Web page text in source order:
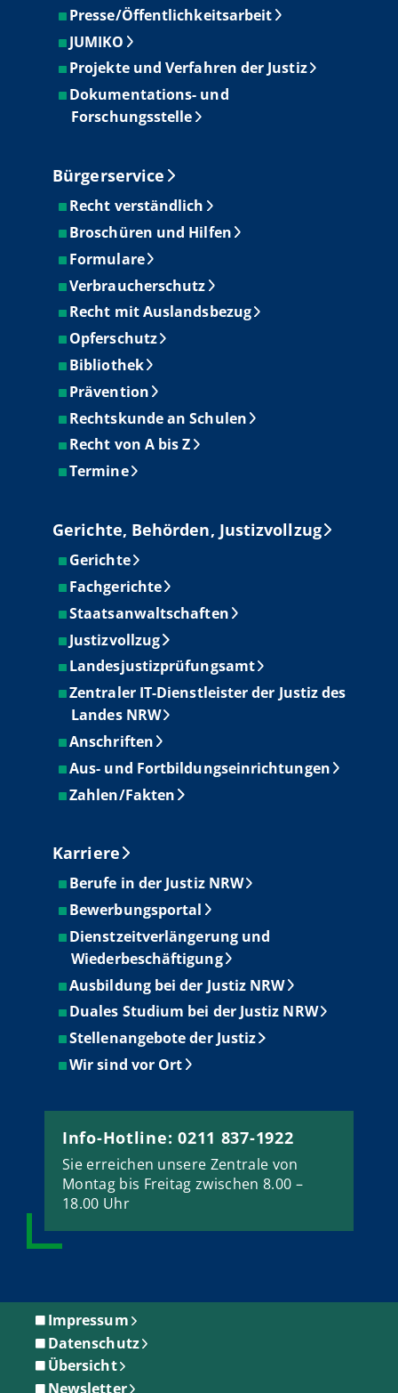
Presse/Öffentlichkeitsarbeit
JUMIKO
Projekte und Verfahren der Justiz
Dokumentations- und
Forschungsstelle
Bürgerservice
Recht verständlich
Broschüren und Hilfen
Formulare
Verbraucherschutz
Recht mit Auslandsbezug
Opferschutz
Bibliothek
Prävention
Rechtskunde an Schulen
Recht von A bis Z
Termine
Gerichte, Behörden, Justizvollzug
Gerichte
Fachgerichte
Staatsanwaltschaften
Justizvollzug
Landesjustizprüfungsamt
Zentraler IT-Dienstleister der Justiz des
Landes NRW
Anschriften
Aus- und Fortbildungseinrichtungen
Zahlen/Fakten
Karriere
Berufe in der Justiz NRW
Bewerbungsportal
Dienstzeitverlängerung und
Wiederbeschäftigung
Ausbildung bei der Justiz NRW
Duales Studium bei der Justiz NRW
Stellenangebote der Justiz
Wir sind vor Ort
Info-Hotline: 0211 837-1922
Sie erreichen unsere Zentrale von
Montag bis Freitag zwischen 8.00 –
18.00 Uhr
Impressum
Datenschutz
Übersicht
Newsletter